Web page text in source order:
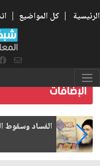
الرئيسية | كل المواضيع |
رواتب